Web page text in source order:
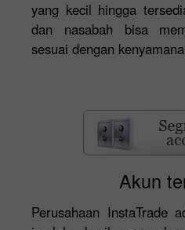
yang kecil hingga
dan nasabah bisa
sesuai dengan
Akun
Perusahaan InstaTrade